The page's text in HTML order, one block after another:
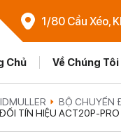
1/80 Cầu Xéo,
Chủ Về Chúng Tôi
BỘ CHUYỂN
TÍN HIỆU ACT20P-